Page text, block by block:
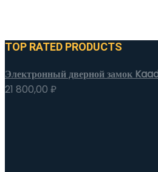
TOP RATED PRODUCTS
Электронный дверной замок
21 800,00 ₽